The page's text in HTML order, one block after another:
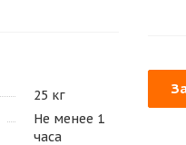
25 кг
Не менее 1
часа